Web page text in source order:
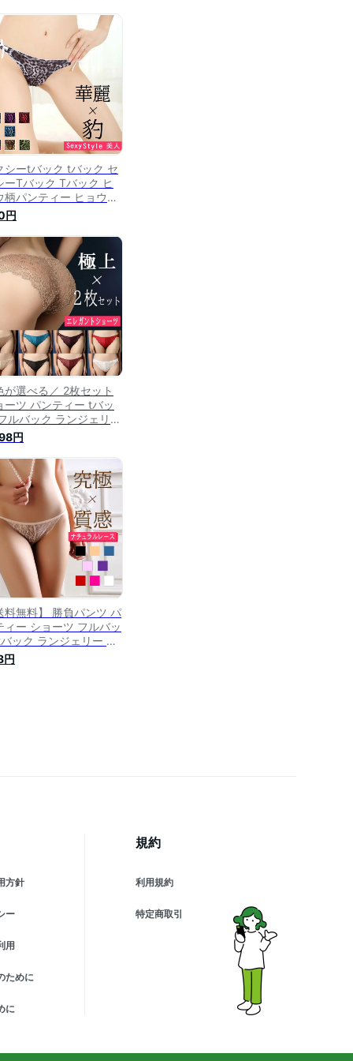
シーtバック tバック セ
ーTバック Tバック ヒ
柄パンティー ヒョウ柄
ーツ パンティー ショー
バック tバック タンガ
ジリアンショーツ レー
バック レースtバック レ
ショーツ レースパンテ
セクシーランジェリー
円
が選べる／ 2枚セット
ーツ パンティー tバッ
ルバック ランジェリー
ス セクシーショーツ セ
ーパンティー レースシ
ツ レースパンティー セ
ーランジェリー セール
ーツ 美尻ショーツ
円
料無料】 勝負パンツ パ
ィー ショーツ フルバッ
ック ランジェリー セ
ーショーツ セクシーパ
ィー レースショーツ レ
円
方針
ー
用
ために
に
規約
利用規約
特定商取引